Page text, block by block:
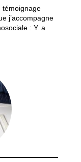
témoignage
j’accompagne
: Y. a
vécu des